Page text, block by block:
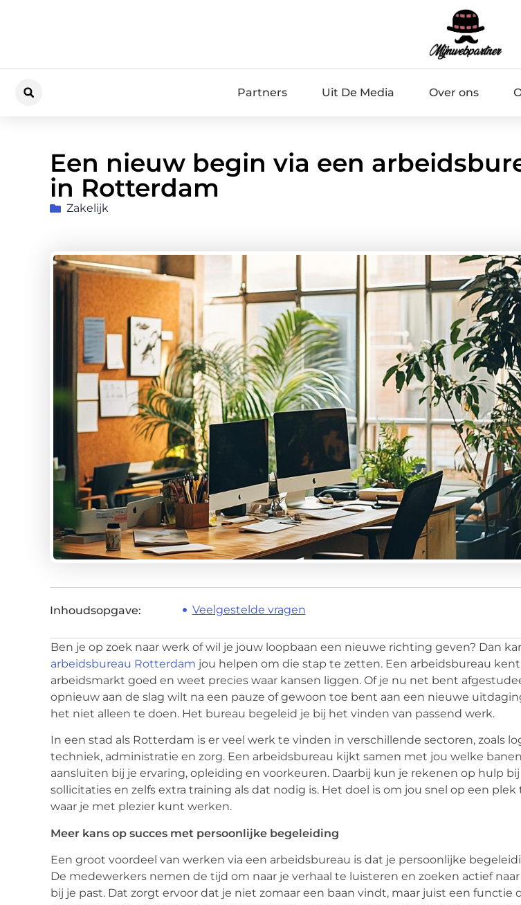
Partners Uit De Media Over ons
Een nieuw begin via een
in Rotterdam
Zakelijk
Inhoudsopgave: Veelgestelde vragen
Ben je op zoek naar werk of wil je jouw loopbaan een nieuwe richting geven? Dan
arbeidsbureau Rotterdam jou helpen om die stap te zetten. Een arbeidsbureau
arbeidsmarkt goed en weet precies waar kansen liggen. Of je nu net bent
opnieuw aan de slag wilt na een pauze of gewoon toe bent aan een nieuwe
het niet alleen te doen. Het bureau begeleid je bij het vinden van passend werk.
In een stad als Rotterdam is er veel werk te vinden in verschillende sectoren, zoals
techniek, administratie en zorg. Een arbeidsbureau kijkt samen met jou welke banen
aansluiten bij je ervaring, opleiding en voorkeuren. Daarbij kun je rekenen op hulp bij
sollicitaties en zelfs extra training als dat nodig is. Het doel is om jou snel op een
waar je met plezier kunt werken.
Meer kans op succes met persoonlijke begeleiding
Een groot voordeel van werken via een arbeidsbureau is dat je persoonlijke
De medewerkers nemen de tijd om naar je verhaal te luisteren en zoeken actief
bij je past. Dat zorgt ervoor dat je niet zomaar een baan vindt, maar juist een functie